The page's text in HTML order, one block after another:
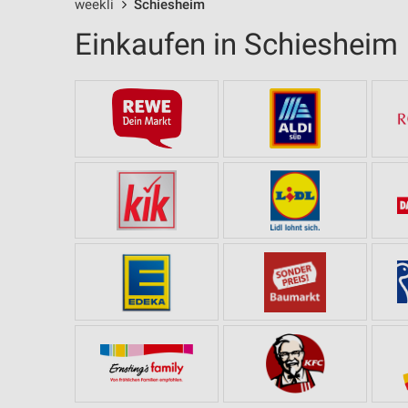
weekli Schiesheim
Einkaufen in Schiesheim